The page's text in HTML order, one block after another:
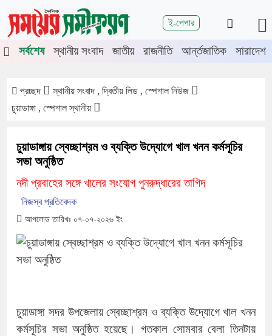
ই-পেপার
শিরোনাম
মেহেরপুরে জামায়াতের গণমিছিল
চুয়াডাঙ্গায় সওজের বাসভবন
সর্বশেষ
স্থানীয় সংবাদ জাতীয় রাজনীতি আর্ন্তজাতিক সারাদেশ
প্রচ্ছদ
স্থানীয় সংবাদ , দ্বিতীয় লিড , স্পেশাল নিউজ
চুয়াডাঙ্গা , স্পেশাল স্থানীয়
চুয়াডাঙ্গায় স্বেচ্ছাশ্রম ও ব্যক্তি উদ্যোগে খাল খনন কর্মসূচির
সভা অনুষ্ঠিত
নদী প্রবাহের সঙ্গে খালের সংযোগ পুনরুদ্ধারের তাগিদ
নিজস্ব প্রতিবেদক
আপলোড তারিখঃ ০৭-০৭-২০২৬ ইং
চুয়াডাঙ্গা সদর উপজেলায় স্বেচ্ছাশ্রম ও ব্যক্তি উদ্যোগে খাল খনন
কর্মসূচির সভা অনুষ্ঠিত হয়েছে। গতকাল সোমবার বেলা তিনটায়